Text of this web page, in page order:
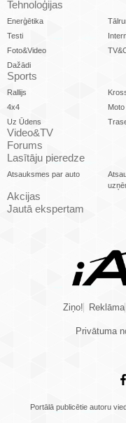
Tehnoloģijas
Enerģētika
Testi
Foto&Video
Dažādi
Sports
Rallijs
4x4
Moto
Uz Ūdens
Video&TV
Forums
Lasītāju pieredze
Atsauksmes par auto
Akcijas
Jautā ekspertam
Ziņo! Reklāma
Privātuma
Portālā publicētie autoru